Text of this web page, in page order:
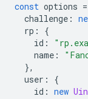
const options =
challenge :
rp :
{
id :
name :
},
user :
{
id : new